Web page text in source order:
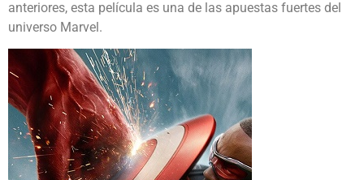
anteriores, esta película es una de las apuestas fuertes del
universo Marvel.